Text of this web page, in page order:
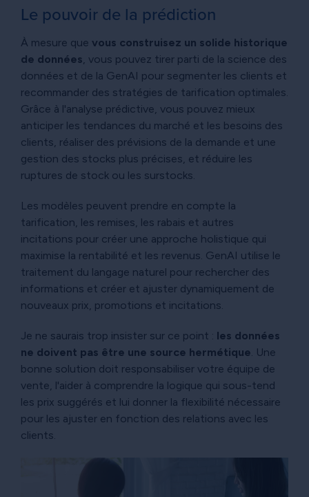
Le pouvoir de la prédiction
À mesure que vous construisez un solide historique
de données, vous pouvez tirer parti de la science des
données et de la GenAI pour segmenter les clients et
recommander des stratégies de tarification optimales.
Grâce à l'analyse prédictive, vous pouvez mieux
anticiper les tendances du marché et les besoins des
clients, réaliser des prévisions de la demande et une
gestion des stocks plus précises, et réduire les
ruptures de stock ou les surstocks.
Les modèles peuvent prendre en compte la
tarification, les remises, les rabais et autres
incitations pour créer une approche holistique qui
maximise la rentabilité et les revenus. GenAI utilise le
traitement du langage naturel pour rechercher des
informations et créer et ajuster dynamiquement de
nouveaux prix, promotions et incitations.
Je ne saurais trop insister sur ce point : les données
ne doivent pas être une source hermétique. Une
bonne solution doit responsabiliser votre équipe de
vente, l'aider à comprendre la logique qui sous-tend
les prix suggérés et lui donner la flexibilité nécessaire
pour les ajuster en fonction des relations avec les
clients.